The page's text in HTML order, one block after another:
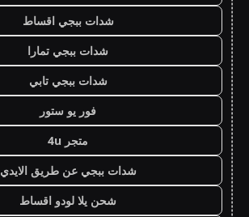
شدات ببجي اقساط
شدات ببجي تمارا
شدات ببجي تابي
فور يو ستور
متجر 4u
شدات ببجي عن طريق الايدي
شحن يلا لودو اقساط